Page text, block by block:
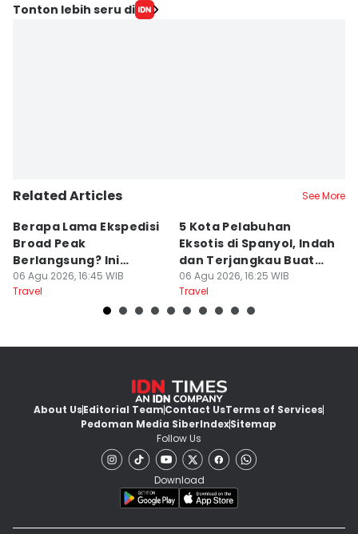
Tonton lebih seru di
Related Articles See More
Berapa Lama Ekspedisi
Broad Peak
Berlangsung? Ini
Jawabannya!
06 Agu 2026, 16:45 WIB
Travel
5 Kota Pelabuhan
Eksotis di Spanyol, Indah
dan Terjangkau Buat
Liburan
06 Agu 2026, 16:25 WIB
Travel
About UsEditorial TeamContact UsTerms of Services
Pedoman Media SiberIndexSitemap
Follow Us
Download